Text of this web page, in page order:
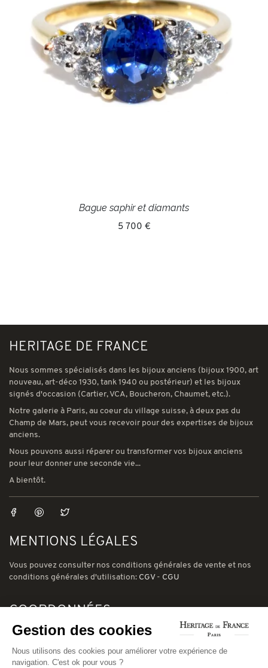
Bague saphir et diamants
5 700 €
HERITAGE DE FRANCE
Nous sommes spécialisés dans les bijoux anciens (bijoux 1900, art
nouveau, art-déco 1930, tank 1940 ou postérieur) et les bijoux
signés d'occasion (Cartier, VCA, Boucheron, Chaumet, etc.).
Notre galerie à Paris, au coeur du village suisse, à deux pas du
Champ de Mars, peut vous recevoir pour des expertises de bijoux
anciens.
Nous pouvons aussi réparer ou transformer vos bijoux anciens
pour leur donner une seconde vie...
A bientôt.
MENTIONS LÉGALES
Vous pouvez consulter nos conditions générales de vente et nos
conditions générales d'utilisation: CGV- CGU
COORDONNÉES
78 avenue de Suffren 75015 Paris
Phone: (00) 33 1 43 56 03 01
Gestion des cookies
Nous utilisons des cookies pour améliorer votre expérience de
navigation. C'est ok pour vous ?